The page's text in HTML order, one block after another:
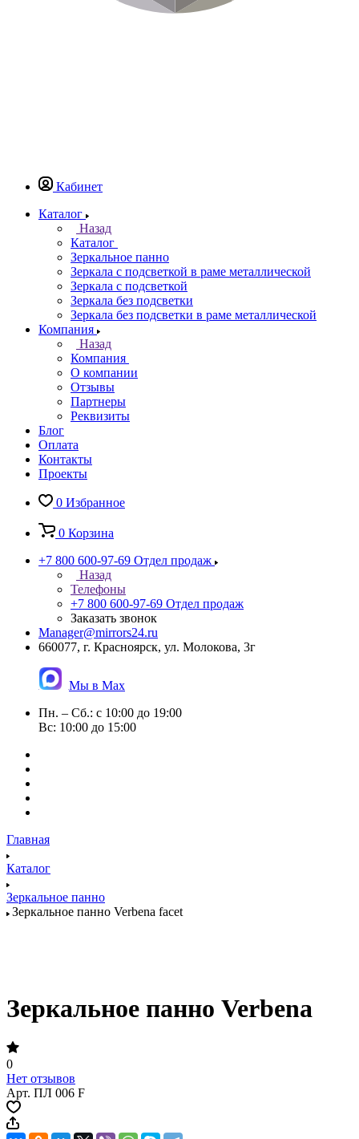
Кабинет
Каталог
Назад
Каталог
Зеркальное панно
Зеркала с подсветкой в раме металлической
Зеркала с подсветкой
Зеркала без подсветки
Зеркала без подсветки в раме металлической
Компания
Назад
Компания
О компании
Отзывы
Партнеры
Реквизиты
Блог
Оплата
Контакты
Проекты
0 Избранное
0 Корзина
+7 800 600-97-69 Отдел продаж
Назад
Телефоны
+7 800 600-97-69 Отдел продаж
Заказать звонок
Manager@mirrors24.ru
660077, г. Красноярск, ул. Молокова, 3г
Мы в Max
Пн. – Сб.: с 10:00 до 19:00
Вс: 10:00 до 15:00
Главная
Каталог
Зеркальное панно
Зеркальное панно Verbena facet
Зеркальное панно Verbena
0
Нет отзывов
Арт. ПЛ 006 F